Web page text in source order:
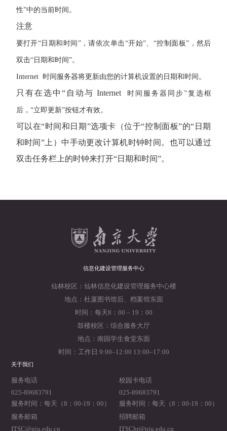
性”中的当前时间。
注意
要打开“日期和时间”，请依次单击“开始”、“控制面板”，然后
双击“日期和时间”。
Internet 时间服务器将更新由您的计算机设置的日期和时间。
只有在选中“自动与 Internet 时间服务器同步”复选框
后，“立即更新”按钮才有效。
可以在“时间和日期”选项卡（位于“控制面板”的“日期
和时间”上）中手动更改计算机时钟时间。也可以通过
双击任务栏上的时钟来打开“日期和时间”。
信息化建设管理服务中心
仙林校区：仙林信息化建设管理服务中心楼
地点：杜厦图书馆后、档案馆东面
时间：每天8：00 – 19：00
鼓楼校区：综合服务大厅
地点：南园学生食堂东面
时间：工作日 9:00–12:00 13:00–17:00
关于我们
服务电话
025-89683791
服务时间：每天（8：00-19：00）
校园卡电话
025-89683791
服务时间：每天（8：00-19：00）
服务邮箱
ITSC@nju.edu.cn
招聘邮箱
ITSChr@nju.edu.cn